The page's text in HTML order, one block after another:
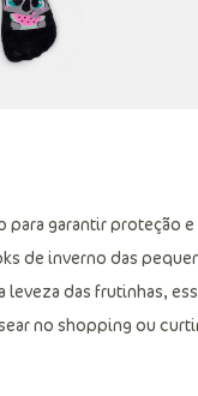
garantir proteção
de inverno das
leveza das frutinhas,
no shopping ou